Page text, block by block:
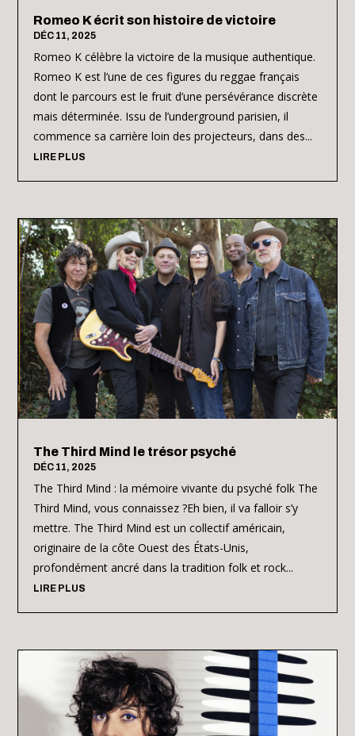
Romeo K écrit son histoire de victoire
DÉC 11, 2025
Romeo K célèbre la victoire de la musique authentique.
Romeo K est l’une de ces figures du reggae français
dont le parcours est le fruit d’une persévérance discrète
mais déterminée. Issu de l’underground parisien, il
commence sa carrière loin des projecteurs, dans des...
LIRE PLUS
The Third Mind le trésor psyché
DÉC 11, 2025
The Third Mind : la mémoire vivante du psyché folk The
Third Mind, vous connaissez ?Eh bien, il va falloir s’y
mettre. The Third Mind est un collectif américain,
originaire de la côte Ouest des États-Unis,
profondément ancré dans la tradition folk et rock...
LIRE PLUS